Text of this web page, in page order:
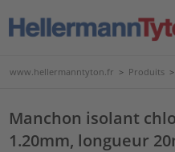
www.hellermanntyton.fr > Produits >
Manchon isolant
1.20mm, longueur